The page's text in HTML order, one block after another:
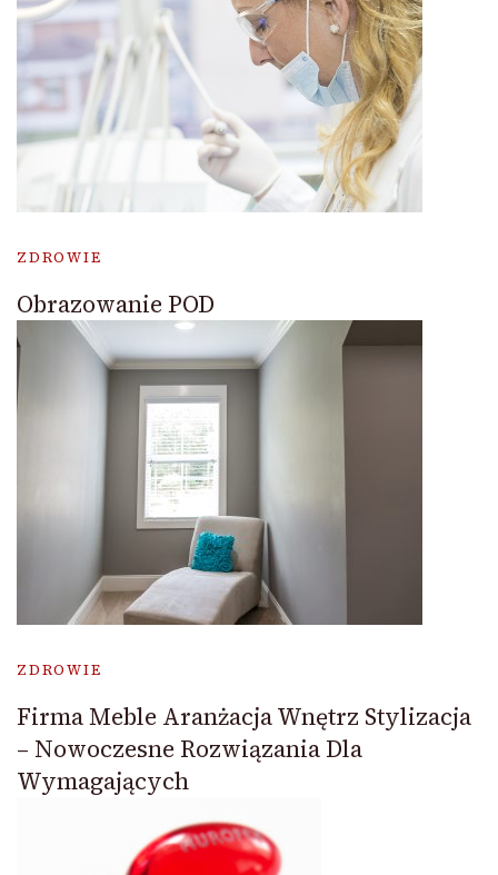
ZDROWIE
Obrazowanie POD
ZDROWIE
Firma Meble Aranżacja Wnętrz Stylizacja
– Nowoczesne Rozwiązania Dla
Wymagających